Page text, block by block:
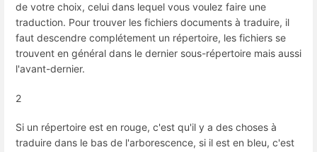
de votre choix, celui dans lequel vous voulez faire une
traduction. Pour trouver les fichiers documents à traduire, il
faut descendre complétement un répertoire, les fichiers se
trouvent en général dans le dernier sous-répertoire mais aussi
l'avant-dernier.
2
Si un répertoire est en rouge, c'est qu'il y a des choses à
traduire dans le bas de l'arborescence, si il est en bleu, c'est